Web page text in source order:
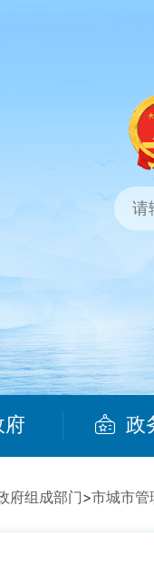
府 政
府组成部门>市城市管